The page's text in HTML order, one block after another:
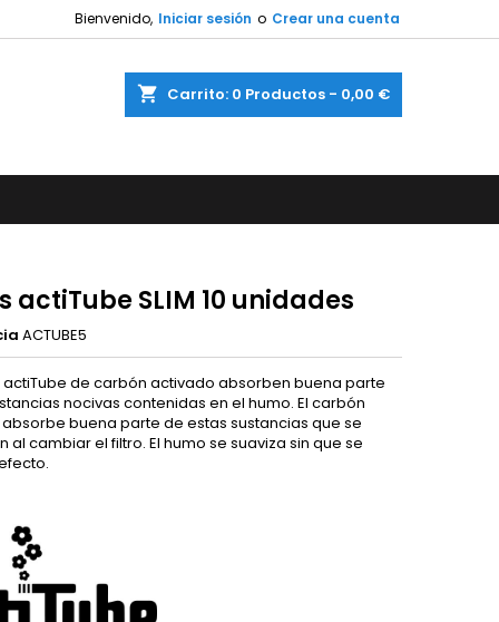
Bienvenido, Iniciar sesión o Crear una cuenta
shopping_cart Carrito: 0 Productos - 0,00 €
actiTube SLIM 10 unidades
ACTUBE5
actiTube de carbón activado absorben buena parte
nocivas contenidas en el humo. El carbón
buena parte de estas sustancias que se
al cambiar el filtro. El humo se suaviza sin que se